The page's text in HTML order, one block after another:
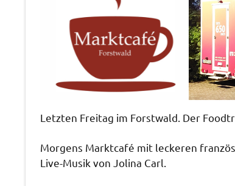
Letzten Freitag im Forstwald. Der
Morgens Marktcafé mit leckeren
Live-Musik von Jolina Carl.